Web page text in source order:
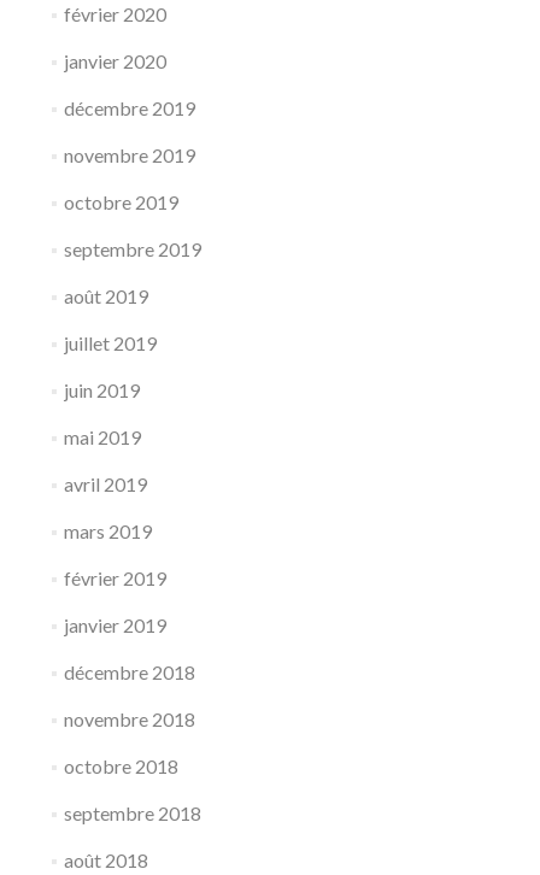
février 2020
janvier 2020
décembre 2019
novembre 2019
octobre 2019
septembre 2019
août 2019
juillet 2019
juin 2019
mai 2019
avril 2019
mars 2019
février 2019
janvier 2019
décembre 2018
novembre 2018
octobre 2018
septembre 2018
août 2018